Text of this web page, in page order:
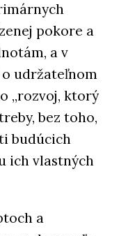
pokore a
a v
udržateľnom
„rozvoj, ktorý
bez toho,
budúcich
ich vlastných
a